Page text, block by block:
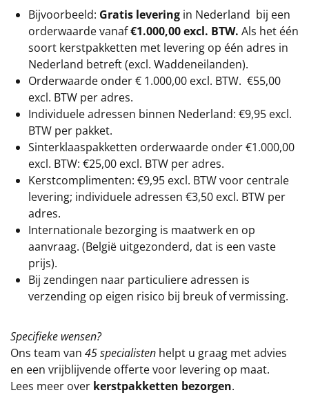
Bijvoorbeeld: Gratis levering in Nederland bij een
orderwaarde vanaf€1.000,00 excl. BTW. Als het één
soort kerstpakketten met levering op één adres in
Nederland betreft (excl. Waddeneilanden).
Orderwaarde onder € 1.000,00 excl. BTW. €55,00
excl. BTW per adres.
Individuele adressen binnen Nederland: €9,95 excl.
BTW per pakket.
Sinterklaaspakketten orderwaarde onder €1.000,00
excl. BTW: €25,00 excl. BTW per adres.
Kerstcomplimenten: €9,95 excl. BTW voor centrale
levering; individuele adressen €3,50 excl. BTW per
adres.
Internationale bezorging is maatwerk en op
aanvraag. (België uitgezonderd, dat is een vaste
prijs).
Bij zendingen naar particuliere adressen is
verzending op eigen risico bij breuk of vermissing.
Specifieke wensen?
Ons team van 45 specialisten helpt u graag met advies
en een vrijblijvende offerte voor levering op maat.
Lees meer over kerstpakketten bezorgen.